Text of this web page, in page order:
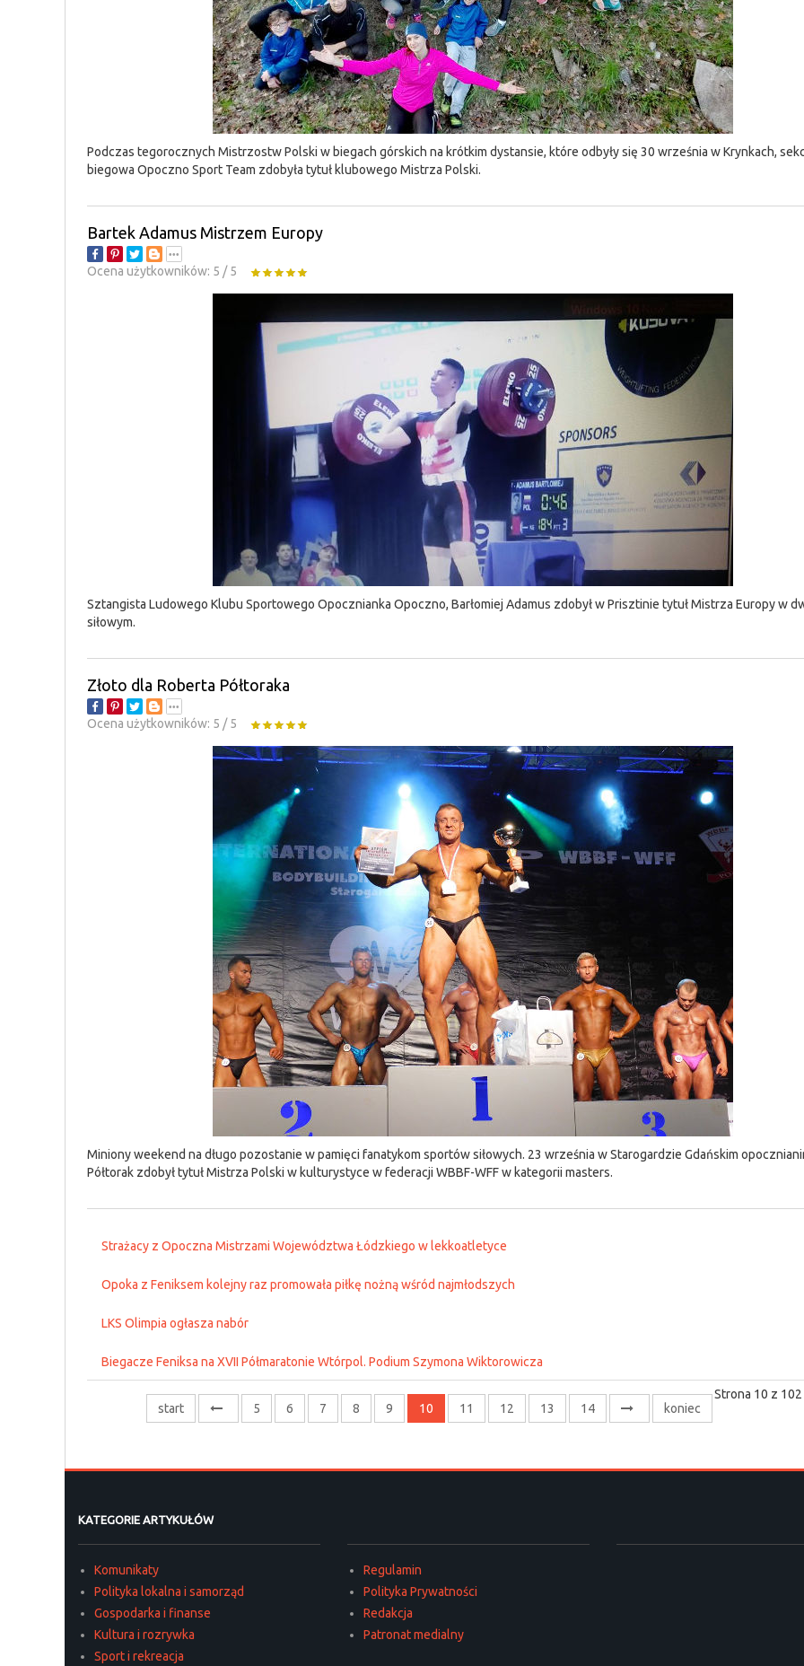
Podczas tegorocznych Mistrzostw Polski w biegach górskich na krótkim dystansie, które odbyły się 30 września w Krynkach,
biegowa Opoczno Sport Team zdobyła tytuł klubowego Mistrza Polski.
Bartek Adamus Mistrzem Europy
Ocena użytkowników: 5 /5
Sztangista Ludowego Klubu Sportowego Opocznianka Opoczno, Barłomiej Adamus zdobył w Prisztinie tytuł Mistrza Europy w
siłowym.
Złoto dla Roberta Półtoraka
Ocena użytkowników: 5 /5
Miniony weekend na długo pozostanie w pamięci fanatykom sportów siłowych. 23 września w Starogardzie Gdańskim
Półtorak zdobył tytuł Mistrza Polski w kulturystyce w federacji WBBF-WFF w kategorii masters.
Strażacy z Opoczna Mistrzami Województwa Łódzkiego w lekkoatletyce
Opoka z Feniksem kolejny raz promowała piłkę nożną wśród najmłodszych
LKS Olimpia ogłasza nabór
Biegacze Feniksa na XVII Półmaratonie Wtórpol. Podium Szymona Wiktorowicza
Strona 10 z 102
start
5 6 7 8 9 10 11 12 13 14 koniec
KATEGORIE ARTYKUŁÓW
Komunikaty
Polityka lokalna i samorząd
Gospodarka i finanse
Kultura i rozrywka
Sport i rekreacja
Regulamin
Polityka Prywatności
Redakcja
Patronat medialny